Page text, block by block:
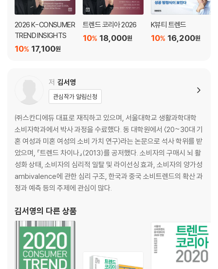
2026 K-CONSUMER
TREND INSIGHTS
17,100원
10%
트렌드 코리아 2026
18,000원
10%
K뷰티 트렌드
16,200원
10%
저 김서영
관심작가 알림신청
㈜스칸디에듀 대표로 재직하고 있으며, 서울대학교 생활과학대학
소비자학과에서 박사 과정을 수료했다. 동 대학원에서 〈20~30대 기
혼 여성과 미혼 여성의 소비 가치 연구〉라는 논문으로 석사 학위를 받
았으며, 『트렌드 차이나』(2013)를 공저했다. 소비자의 구매시 뇌 활
성화 상태, 소비자의 심리적 일탈 및 라이선싱 효과, 소비자의 양가성
ambivalence에 관한 심리 구조, 한국과 중국 소비트렌드의 확산 과
정과 예측 등의 주제에 관심이 많다.
김서영의 다른 상품